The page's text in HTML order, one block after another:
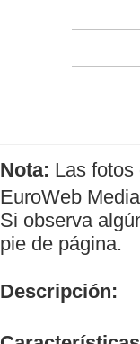
Nota: Las fotos
EuroWeb
Si observa
pie de página.
Descripción: